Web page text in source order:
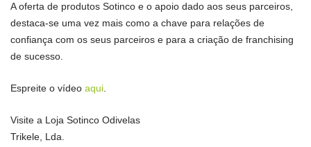
A oferta de produtos Sotinco e o apoio dado aos seus parceiros,
destaca-se uma vez mais como a chave para relações de
confiança com os seus parceiros e para a criação de franchising
de sucesso.
Espreite o vídeo aqui
Visite a Loja Sotinco Odivelas
Trikele, Lda.